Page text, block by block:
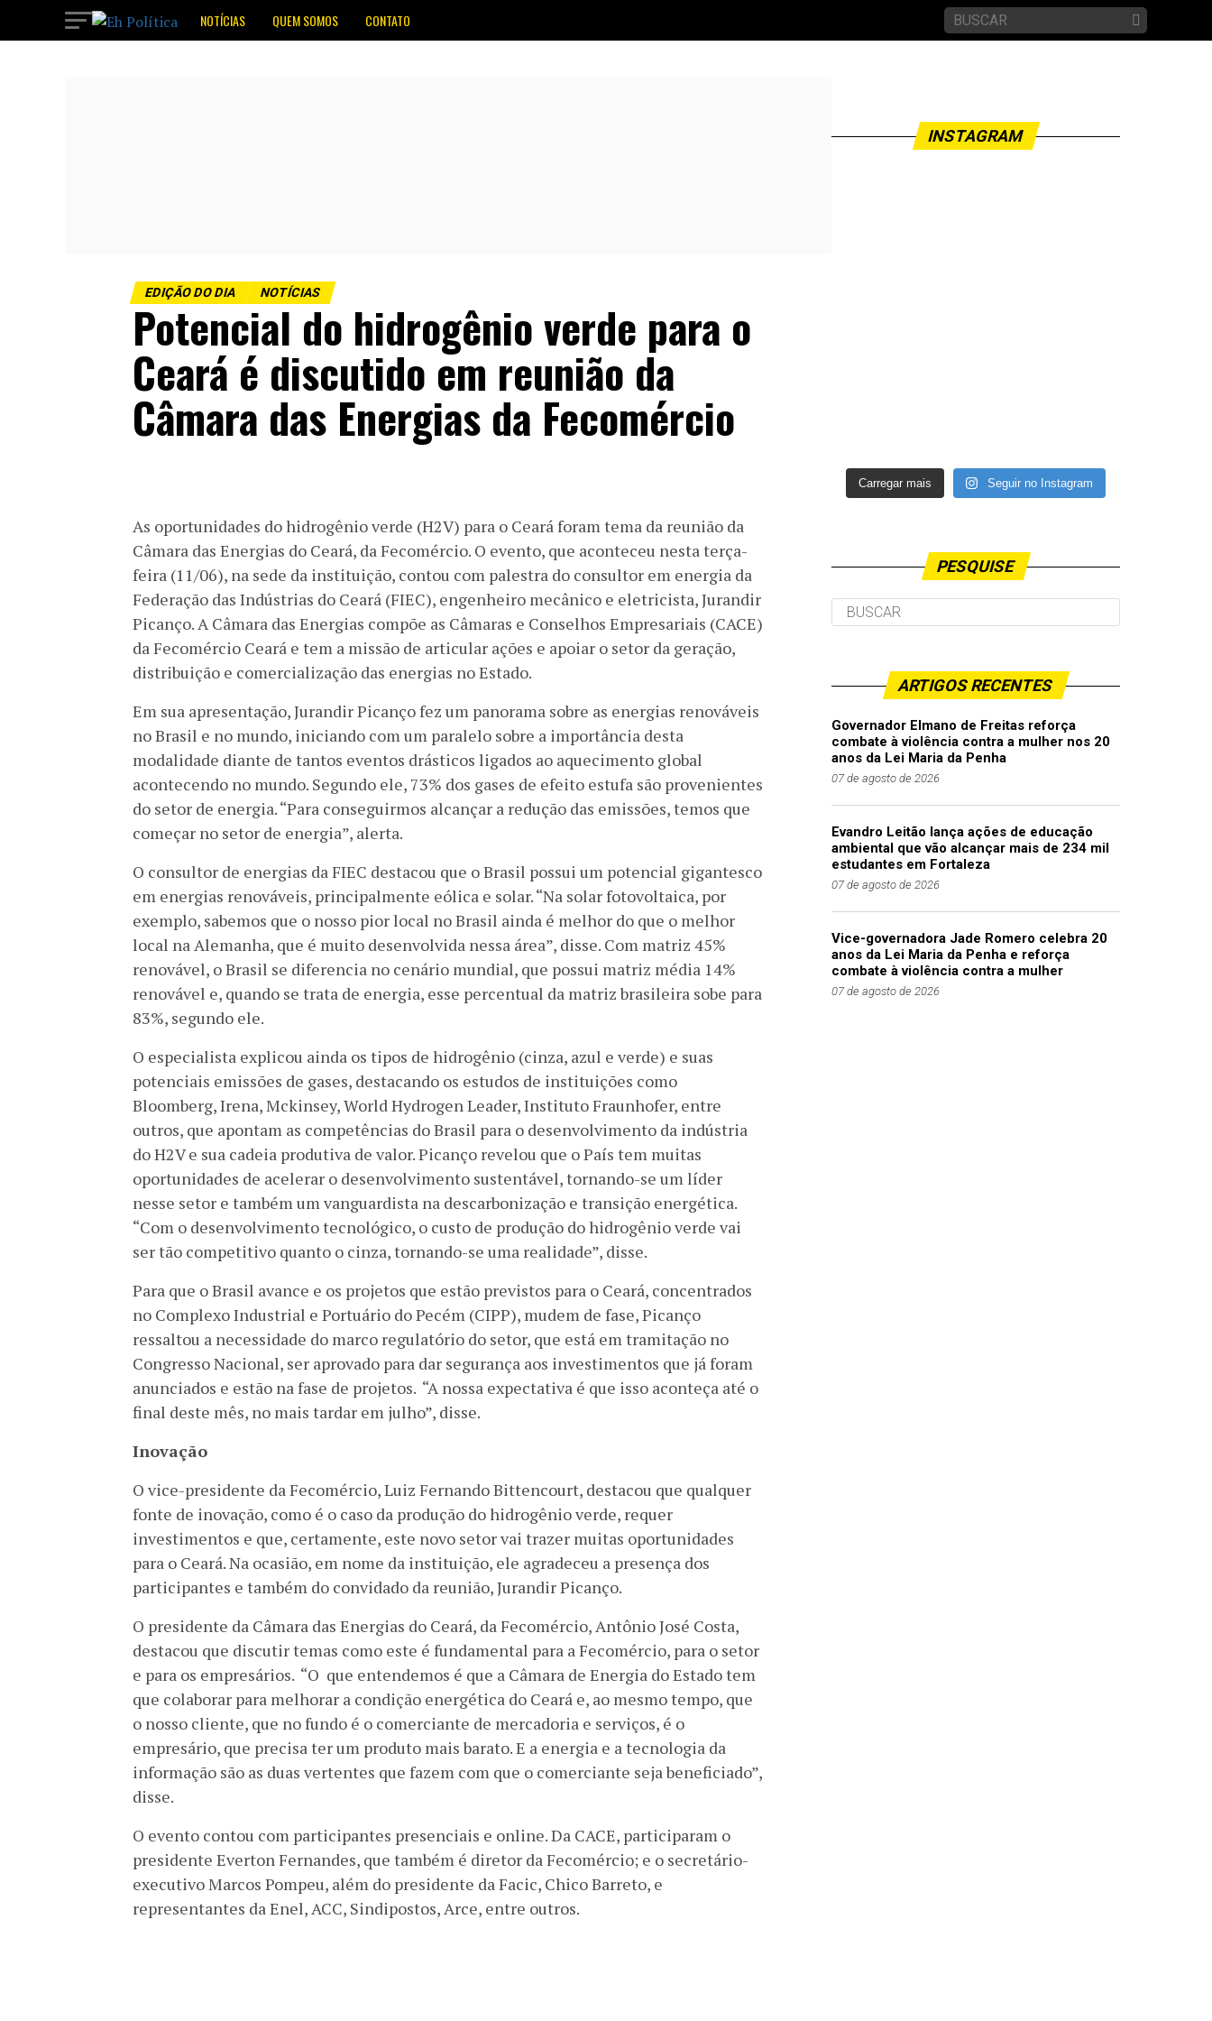
NOTÍCIAS QUEM SOMOS CONTATO
EDIÇÃO DO DIA NOTÍCIAS
Potencial do hidrogênio verde para o
Ceará é discutido em reunião da
Câmara das Energias da Fecomércio
As oportunidades do hidrogênio verde (H2V) para o Ceará foram tema da reunião da
Câmara das Energias do Ceará, da Fecomércio. O evento, que aconteceu nesta terça-
feira (11/06), na sede da instituição, contou com palestra do consultor em energia da
Federação das Indústrias do Ceará (FIEC), engenheiro mecânico e eletricista, Jurandir
Picanço. A Câmara das Energias compõe as Câmaras e Conselhos Empresariais (CACE)
da Fecomércio Ceará e tem a missão de articular ações e apoiar o setor da geração,
distribuição e comercialização das energias no Estado.
Em sua apresentação, Jurandir Picanço fez um panorama sobre as energias renováveis
no Brasil e no mundo, iniciando com um paralelo sobre a importância desta
modalidade diante de tantos eventos drásticos ligados ao aquecimento global
acontecendo no mundo. Segundo ele, 73% dos gases de efeito estufa são provenientes
do setor de energia. “Para conseguirmos alcançar a redução das emissões, temos que
começar no setor de energia”, alerta.
O consultor de energias da FIEC destacou que o Brasil possui um potencial gigantesco
em energias renováveis, principalmente eólica e solar. “Na solar fotovoltaica, por
exemplo, sabemos que o nosso pior local no Brasil ainda é melhor do que o melhor
local na Alemanha, que é muito desenvolvida nessa área”, disse. Com matriz 45%
renovável, o Brasil se diferencia no cenário mundial, que possui matriz média 14%
renovável e, quando se trata de energia, esse percentual da matriz brasileira sobe para
83%, segundo ele.
O especialista explicou ainda os tipos de hidrogênio (cinza, azul e verde) e suas
potenciais emissões de gases, destacando os estudos de instituições como
Bloomberg, Irena, Mckinsey, World Hydrogen Leader, Instituto Fraunhofer, entre
outros, que apontam as competências do Brasil para o desenvolvimento da indústria
do H2V e sua cadeia produtiva de valor. Picanço revelou que o País tem muitas
oportunidades de acelerar o desenvolvimento sustentável, tornando-se um líder
nesse setor e também um vanguardista na descarbonização e transição energética.
“Com o desenvolvimento tecnológico, o custo de produção do hidrogênio verde vai
ser tão competitivo quanto o cinza, tornando-se uma realidade”, disse.
Para que o Brasil avance e os projetos que estão previstos para o Ceará, concentrados
no Complexo Industrial e Portuário do Pecém (CIPP), mudem de fase, Picanço
ressaltou a necessidade do marco regulatório do setor, que está em tramitação no
Congresso Nacional, ser aprovado para dar segurança aos investimentos que já foram
anunciados e estão na fase de projetos. “A nossa expectativa é que isso aconteça até o
final deste mês, no mais tardar em julho”, disse.
Inovação
O vice-presidente da Fecomércio, Luiz Fernando Bittencourt, destacou que qualquer
fonte de inovação, como é o caso da produção do hidrogênio verde, requer
investimentos e que, certamente, este novo setor vai trazer muitas oportunidades
para o Ceará. Na ocasião, em nome da instituição, ele agradeceu a presença dos
participantes e também do convidado da reunião, Jurandir Picanço.
O presidente da Câmara das Energias do Ceará, da Fecomércio, Antônio José Costa,
destacou que discutir temas como este é fundamental para a Fecomércio, para o setor
e para os empresários. “O que entendemos é que a Câmara de Energia do Estado tem
que colaborar para melhorar a condição energética do Ceará e, ao mesmo tempo, que
o nosso cliente, que no fundo é o comerciante de mercadoria e serviços, é o
empresário, que precisa ter um produto mais barato. E a energia e a tecnologia da
informação são as duas vertentes que fazem com que o comerciante seja beneficiado”,
disse.
O evento contou com participantes presenciais e online. Da CACE, participaram o
presidente Everton Fernandes, que também é diretor da Fecomércio; e o secretário-
executivo Marcos Pompeu, além do presidente da Facic, Chico Barreto, e
representantes da Enel, ACC, Sindipostos, Arce, entre outros.
INSTAGRAM
Carregar mais Seguir no Instagram
PESQUISE
ARTIGOS RECENTES
Governador Elmano de Freitas reforça
combate à violência contra a mulher nos 20
anos da Lei Maria da Penha
07 de agosto de 2026
Evandro Leitão lança ações de educação
ambiental que vão alcançar mais de 234 mil
estudantes em Fortaleza
07 de agosto de 2026
Vice-governadora Jade Romero celebra 20
anos da Lei Maria da Penha e reforça
combate à violência contra a mulher
07 de agosto de 2026